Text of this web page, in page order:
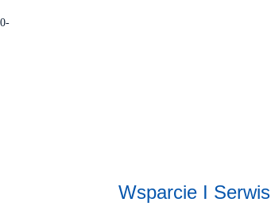
Wsparcie I Serwis